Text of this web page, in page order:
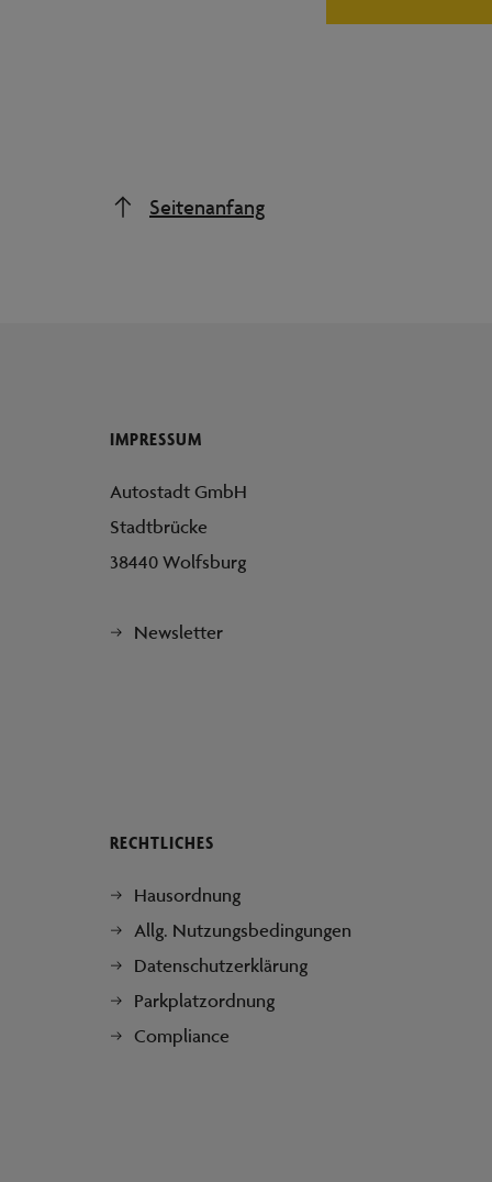
Seitenanfang
IMPRESSUM
Autostadt GmbH
Stadtbrücke
38440 Wolfsburg
Newsletter
RECHTLICHES
Hausordnung
Allg. Nutzungsbedingungen
Datenschutzerklärung
Parkplatzordnung
Compliance